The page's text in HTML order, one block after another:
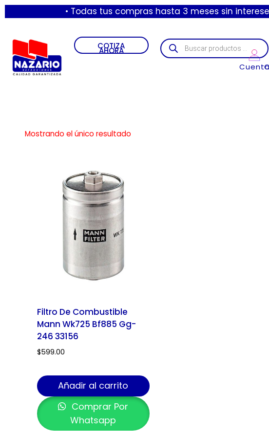
• Todas tus compras hasta 3 meses sin
COTIZA
AHORA
Cuenta
Mostrando el único resultado
Filtro De Combustible
Mann Wk725 Bf885 Gg-
246 33156
$599.00
Añadir al carrito
Comprar Por
Whatsapp